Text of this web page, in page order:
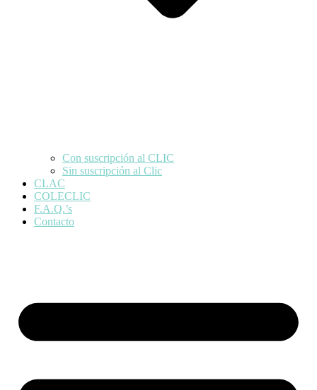
Con suscripción al CLIC
Sin suscripción al Clic
CLAC
COLECLIC
F.A.Q.’s
Contacto